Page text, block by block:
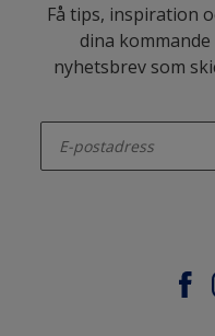
Få tips, inspiration
dina
nyhetsbrev som